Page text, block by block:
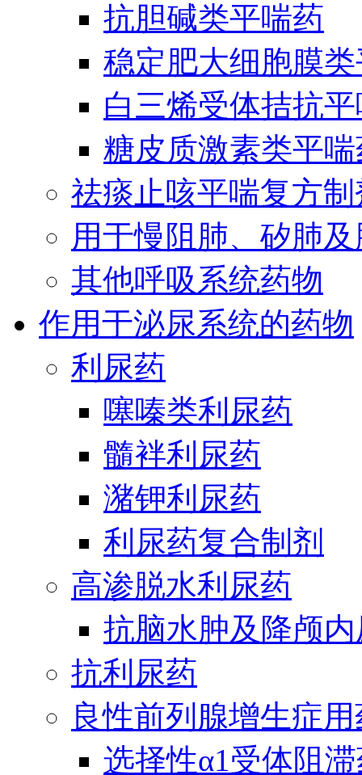
抗胆碱类平喘药
稳定肥大细胞膜
白三烯受体拮抗
糖皮质激素类平
祛痰止咳平喘复方制
用于慢阻肺、矽肺
其他呼吸系统药物
作用于泌尿系统的药物
利尿药
噻嗪类利尿药
髓袢利尿药
潴钾利尿药
利尿药复合制剂
高渗脱水利尿药
抗脑水肿及降颅
抗利尿药
良性前列腺增生症
选择性α1受体阻